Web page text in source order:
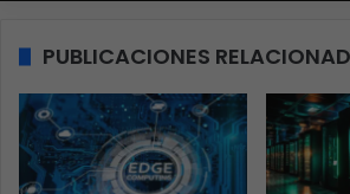
PUBLICACIONES